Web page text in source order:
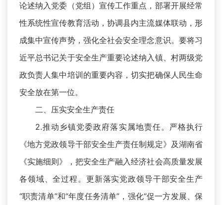
论述纳入党委（党组）宣传工作重点，部署开展经常
性系统性宣传教育活动，协调县内主流媒体联动，形
成集中宣传声势，强化全社会安全理念意识。要将习
近平总书记关于安全生产重要论述纳入镇、村两级党
政负责人集中培训的重要内容，切实把确保人民生命
安全放在第一位。
二、压实安全生产责任
2.推动乡镇党委政府落实属地责任。严格执行
《地方党政领导干部安全生产责任制规定》及湖南省
《实施细则》，把安全生产融入经济社会高质量发展
各领域、全过程。更新落实党政领导干部安全生产
“职责清单”和“年度任务清单”，强化“促一方发展、保